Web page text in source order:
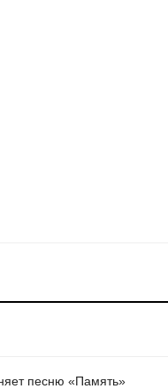
песню «Память»